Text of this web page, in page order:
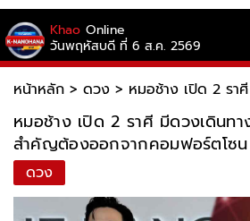
Khao Online
วันพฤหัสบดี ที่ 6 ส.ค. 2569
หน้าหลัก > ดวง > หมอช้าง เปิด 2 รา
หมอช้าง เปิด 2 ราศี มีดวงเดินทา
สำคัญต้องออกจากคอมฟอร์ตโซน
ดวง